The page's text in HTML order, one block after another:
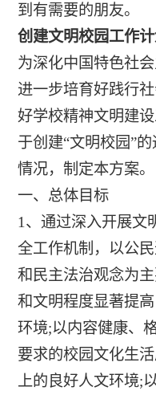
到有需要的朋友。
创建文明校园工作
为深化中国特色社
进一步培育好践行
好学校精神文明建
于创建“文明校园”
情况，制定本方案。
一、总体目标
1、通过深入开展文
全工作机制，以公
和民主法治观念为
和文明程度显著提
环境;以内容健康、
要求的校园文化生
上的良好人文环境;